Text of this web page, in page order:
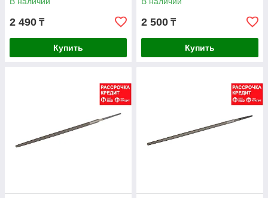
№ 2, 200мм (1631-20-2)
2 490 ₸
Купить
№ 2, 200мм (1641-20-2)
2 500 ₸
Купить